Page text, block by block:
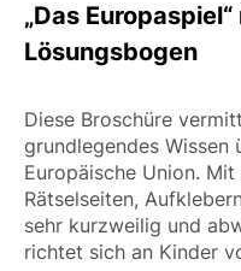
„Das
Lösungsbogen
Diese Broschüre
grundlegendes Wissen
Europäische Union.
Rätselseiten,
sehr kurzweilig und
richtet sich an Kinder